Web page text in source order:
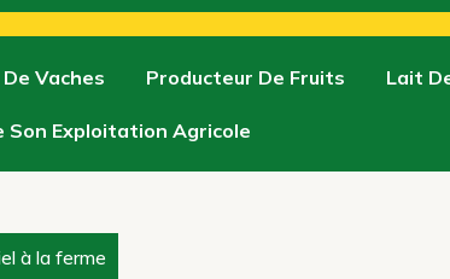
Vaches Producteur De Fruits Lait
Son Exploitation Agricole
à la ferme